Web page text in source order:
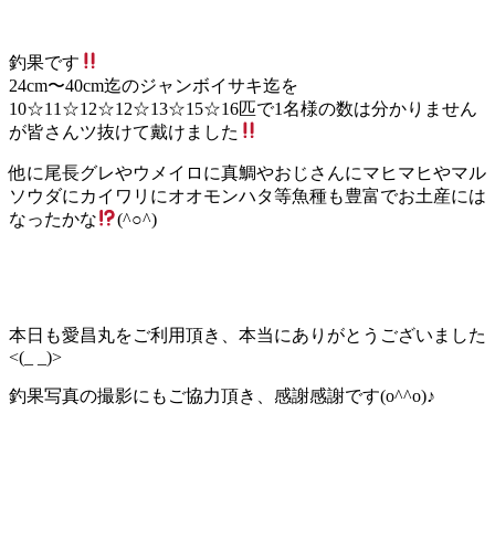
釣果です
24cm〜40cm迄のジャンボイサキ迄を
10☆11☆12☆12☆13☆15☆16匹で1名様の数は分かりません
が皆さんツ抜けて戴けました
他に尾長グレやウメイロに真鯛やおじさんにマヒマヒやマル
ソウダにカイワリにオオモンハタ等魚種も豊富でお土産には
なったかな
(^○^)
本日も愛昌丸をご利用頂き、本当にありがとうございました
<(_ _)>
釣果写真の撮影にもご協力頂き、感謝感謝です(o^^o)♪